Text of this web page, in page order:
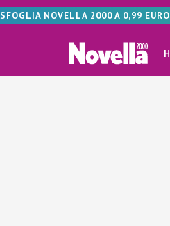
SFOGLIA NOVELLA 2000 A 0,99